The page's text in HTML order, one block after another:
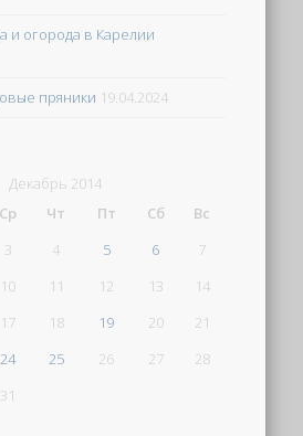
и огорода в Карелии
пряники 19.04.2024
Декабрь 2014
Ср Чт Пт Сб
Вс
3 4 5 6
7
10 11 12 13
14
17 18 19 20
21
24 25 26 27
28
31